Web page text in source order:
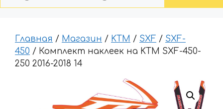
Главная / Магазин / KTM / SXF / SXF-
450 / Комплект наклеек на KTM SXF-450-
250 2016-2018 14